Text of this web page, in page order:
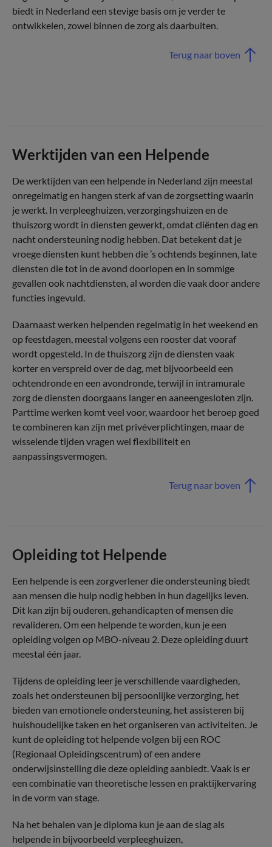
biedt in Nederland een stevige basis om je verder te
ontwikkelen, zowel binnen de zorg als daarbuiten.
Terug naar boven
Werktijden van een Helpende
De werktijden van een helpende in Nederland zijn meestal
onregelmatig en hangen sterk af van de zorgsetting waarin
je werkt. In verpleeghuizen, verzorgingshuizen en de
thuiszorg wordt in diensten gewerkt, omdat cliënten dag en
nacht ondersteuning nodig hebben. Dat betekent dat je
vroege diensten kunt hebben die ’s ochtends beginnen, late
diensten die tot in de avond doorlopen en in sommige
gevallen ook nachtdiensten, al worden die vaak door andere
functies ingevuld.
Daarnaast werken helpenden regelmatig in het weekend en
op feestdagen, meestal volgens een rooster dat vooraf
wordt opgesteld. In de thuiszorg zijn de diensten vaak
korter en verspreid over de dag, met bijvoorbeeld een
ochtendronde en een avondronde, terwijl in intramurale
zorg de diensten doorgaans langer en aaneengesloten zijn.
Parttime werken komt veel voor, waardoor het beroep goed
te combineren kan zijn met privéverplichtingen, maar de
wisselende tijden vragen wel flexibiliteit en
aanpassingsvermogen.
Terug naar boven
Opleiding tot Helpende
Een helpende is een zorgverlener die ondersteuning biedt
aan mensen die hulp nodig hebben in hun dagelijks leven.
Dit kan zijn bij ouderen, gehandicapten of mensen die
revalideren. Om een helpende te worden, kun je een
opleiding volgen op MBO-niveau 2. Deze opleiding duurt
meestal één jaar.
Tijdens de opleiding leer je verschillende vaardigheden,
zoals het ondersteunen bij persoonlijke verzorging, het
bieden van emotionele ondersteuning, het assisteren bij
huishoudelijke taken en het organiseren van activiteiten. Je
kunt de opleiding tot helpende volgen bij een ROC
(Regionaal Opleidingscentrum) of een andere
onderwijsinstelling die deze opleiding aanbiedt. Vaak is er
een combinatie van theoretische lessen en praktijkervaring
in de vorm van stage.
Na het behalen van je diploma kun je aan de slag als
helpende in bijvoorbeeld verpleeghuizen,